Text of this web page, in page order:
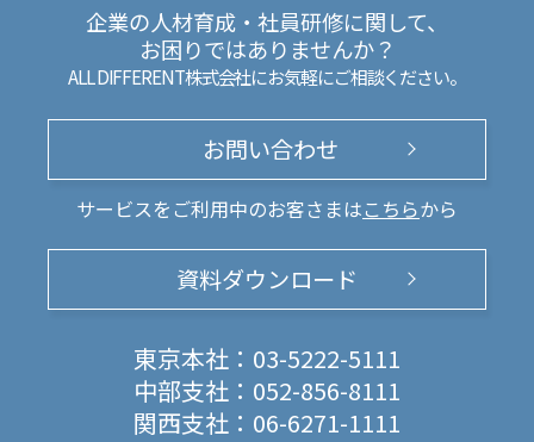
企業の人材育成・社員研修に関して、
お困りではありませんか？
ALL DIFFERENT株式会社にお気軽にご相談ください。
お問い合わせ
サービスをご利用中のお客さまはこちらから
資料ダウンロード
東京本社： 03-5222-5111
中部支社： 052-856-8111
関西支社： 06-6271-1111